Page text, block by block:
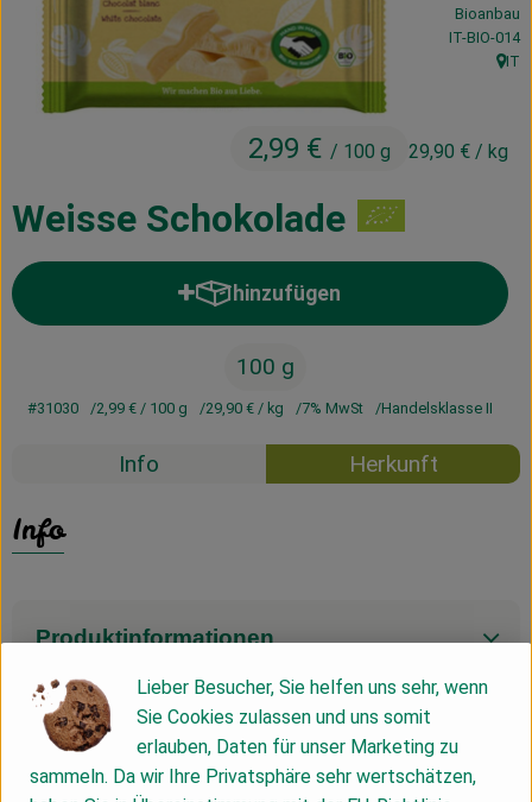
Kühltheke
Vorratskammer
Über uns
Weisse Schokolade
2,99 € / 100 g 29,90 € / kg
Bioanbau
,IT-BIO-014
,
IT
hinzufügen
Produkt zum Warenkorb
100 g
#31030 2,99 € / 100 g 29,90 € / kg 7% MwSt Handelsklasse II
Info Herkunft
Info
Produktinformationen
Zutaten
Lieber Besucher, Sie helfen uns sehr, wenn
Sie Cookies zulassen und uns somit
erlauben, Daten für unser Marketing zu
sammeln. Da wir Ihre Privatsphäre sehr wertschätzen,